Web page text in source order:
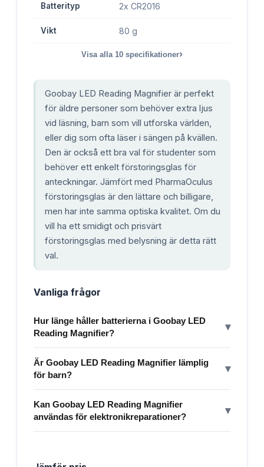
Batterityp 2x CR2016
Vikt 80 g
Visa alla 10 specifikationer›
Goobay LED Reading Magnifier är perfekt
för äldre personer som behöver extra ljus
vid läsning, barn som vill utforska världen,
eller dig som ofta läser i sängen på kvällen.
Den är också ett bra val för studenter som
behöver ett enkelt förstoringsglas för
anteckningar. Jämfört med PharmaOculus
förstoringsglas är den lättare och billigare,
men har inte samma optiska kvalitet. Om du
vill ha ett smidigt och prisvärt
förstoringsglas med belysning är detta rätt
val.
Vanliga frågor
Hur länge håller batterierna i Goobay LED
Reading Magnifier?
▾
Är Goobay LED Reading Magnifier lämplig
för barn?
▾
Kan Goobay LED Reading Magnifier
användas för elektronikreparationer?
▾